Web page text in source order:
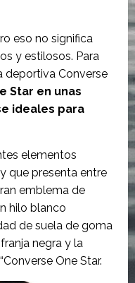
eso no significa
y estilosos. Para
deportiva Converse
Star en unas
ideales para
elementos
que presenta entre
emblema de
hilo blanco
de suela de goma
negra y la
One Star.